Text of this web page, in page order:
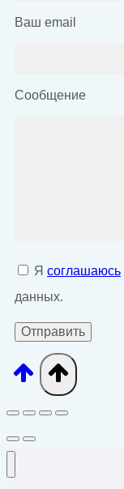
Ваш email
Сообщение
Я соглашаюсь
данных.